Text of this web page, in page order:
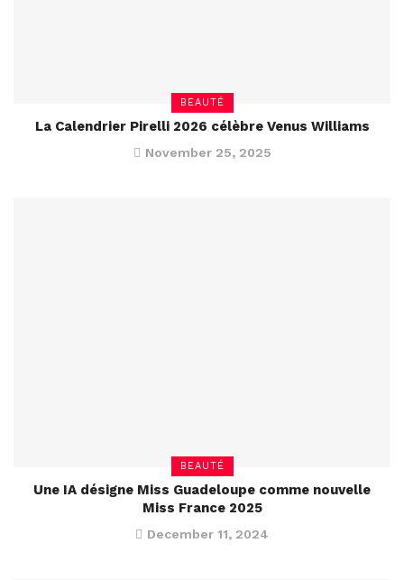
BEAUTÉ
La Calendrier Pirelli 2026 célèbre Venus Williams
November 25, 2025
BEAUTÉ
Une IA désigne Miss Guadeloupe comme nouvelle
Miss France 2025
December 11, 2024